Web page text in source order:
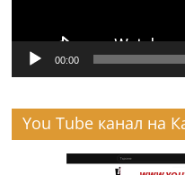
00:00
You Tube канал на